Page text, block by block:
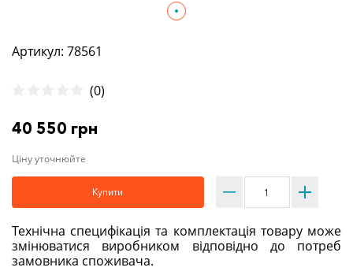
Артикул: 78561
(0)
40 550 грн
Ціну уточнюйте
Купити
Технічна специфікація та комплектація товару може
змінюватися виробником відповідно до потреб
замовника споживача.